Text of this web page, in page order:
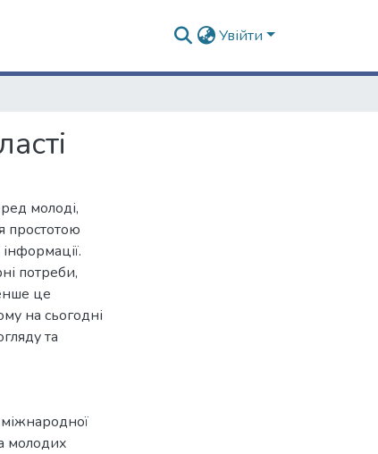
Увійти
молоді,
простотою
потреби,
це
на сьогодні
та
міжнародної
молодих